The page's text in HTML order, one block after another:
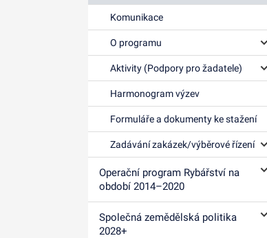
Komunikace
O programu
Aktivity (Podpory pro žadatele)
Harmonogram výzev
Formuláře a dokumenty ke stažení
Zadávání zakázek/výběrové řízení
Operační program Rybářství na
období 2014–⁠2020
Společná zemědělská politika
2028+